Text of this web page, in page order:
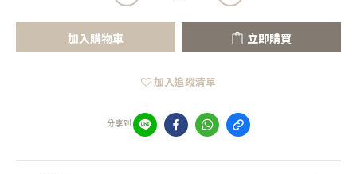
加入購物車 立即購買
加入追蹤清單
分享到